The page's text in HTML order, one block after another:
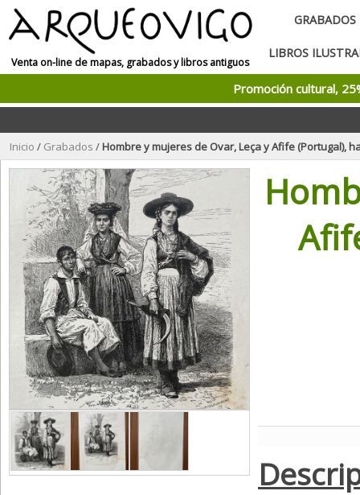
Venta on-line de mapas, grabados y libros antiguos
GRABADOS
LIBROS
Promoción cultural,
Inicio / Grabados /Hombre y mujeres de Ovar, Leça y Afife (Portugal),